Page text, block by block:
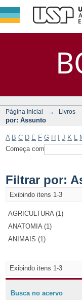
Página Inicial → Livros
por: Assunto
A B C D E F G H J K
Começa com
Filtrar por:
Exibindo itens 1-3
AGRICULTURA (1)
ANATOMIA (1)
ANIMAIS (1)
Exibindo itens 1-3
Busca no acervo